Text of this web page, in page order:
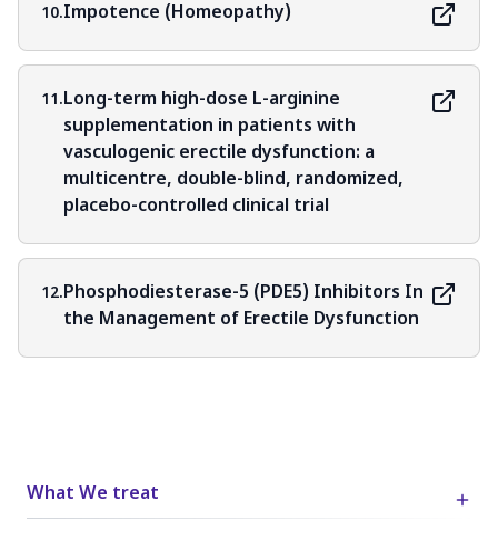
10.Impotence (Homeopathy)
11.Long-term high-dose L-arginine
supplementation in patients with
vasculogenic erectile dysfunction: a
multicentre, double-blind, randomized,
placebo-controlled clinical trial
12.Phosphodiesterase-5 (PDE5) Inhibitors In
the Management of Erectile Dysfunction
What We treat